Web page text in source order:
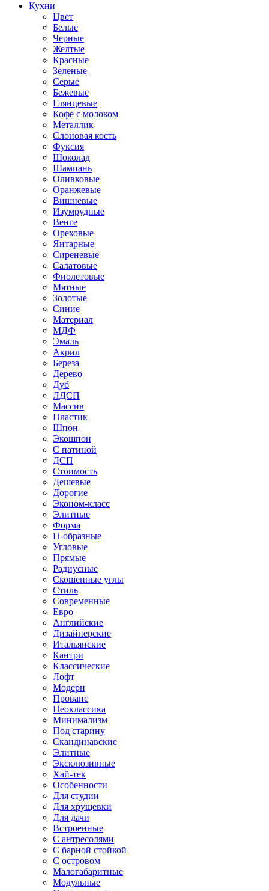
Кухни
Цвет
Белые
Черные
Желтые
Красные
Зеленые
Серые
Бежевые
Глянцевые
Кофе с молоком
Металлик
Слоновая кость
Фуксия
Шоколад
Шампань
Оливковые
Оранжевые
Вишневые
Изумрудные
Венге
Ореховые
Янтарные
Сиреневые
Салатовые
Фиолетовые
Мятные
Золотые
Синие
Материал
МДФ
Эмаль
Акрил
Береза
Дерево
Дуб
ЛДСП
Массив
Пластик
Шпон
Экошпон
С патиной
ДСП
Стоимость
Дешевые
Дорогие
Эконом-класс
Элитные
Форма
П-образные
Угловые
Прямые
Радиусные
Скошенные углы
Стиль
Современные
Евро
Английские
Дизайнерские
Итальянские
Кантри
Классические
Лофт
Модерн
Прованс
Неоклассика
Минимализм
Под старину
Скандинавские
Элитные
Эксклюзивные
Хай-тек
Особенности
Для студии
Для хрущевки
Для дачи
Встроенные
С антресолями
С барной стойкой
С островом
Малогабаритные
Модульные